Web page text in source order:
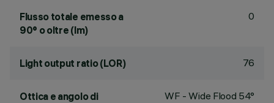
Flusso totale emesso a
90° o oltre (lm)
0
Light output ratio (LOR) 76
Ottica e angolo di
WF - Wide Flood 54°